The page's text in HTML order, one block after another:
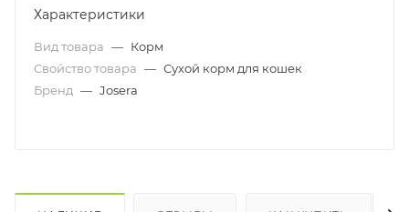
Характеристики
Вид товара — Корм
Свойство товара — Сухой корм для кошек
Бренд — Josera